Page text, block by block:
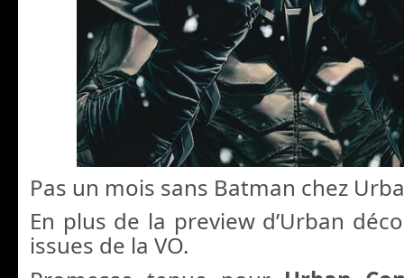
Pas un mois sans Batman chez
En plus de la preview d’Urban
issues de la VO.